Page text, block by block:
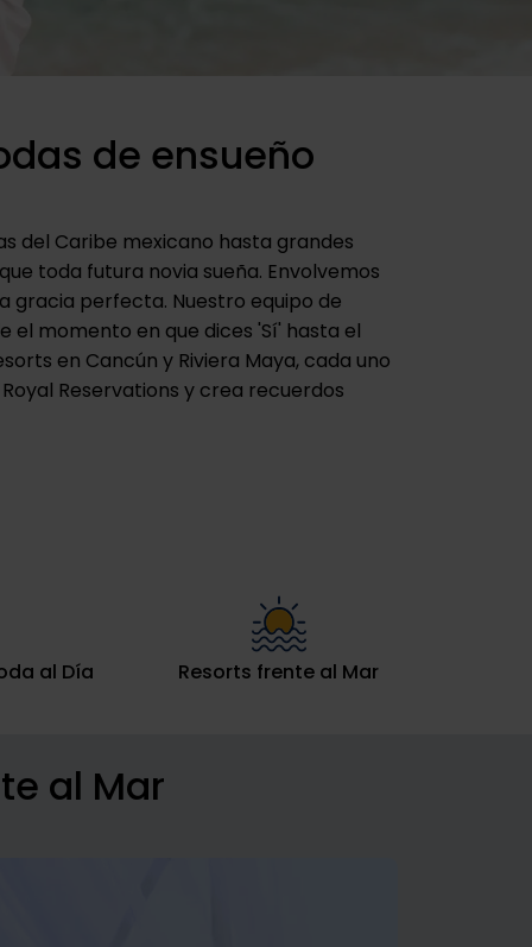
de ensueño
del Caribe mexicano hasta grandes
toda futura novia sueña. Envolvemos
gracia perfecta. Nuestro equipo de
el momento en que dices 'Sí' hasta el
en Cancún y Riviera Maya, cada uno
Reservations y crea recuerdos
al Día Resorts frente al Mar
al Mar